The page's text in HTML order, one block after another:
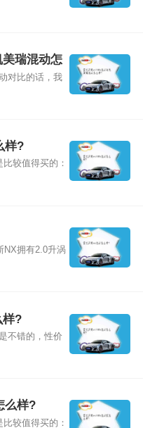
瑞混动怎
对比的话，我
样?
较值得买的：
NX拥有2.0升涡
样?
不错的，性价
么样?
较值得买的：